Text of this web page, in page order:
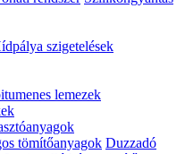
szigetelések
lemezek
tömítőanyagok Duzzadó